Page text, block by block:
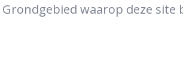
waarop deze site